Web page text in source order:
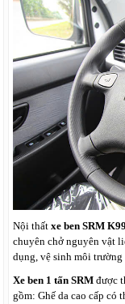
Nội thấtxe ben SRM
chuyên chở nguyên vật
dụng, vệ sinh môi
Xe ben 1 tấn SRM được
gồm: Ghế da cao cấp